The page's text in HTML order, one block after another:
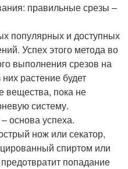
правильные срезы –
популярных и доступных
Успех этого метода во
выполнения срезов на
растение будет
вещества, пока не
систему.
основа успеха.
нож или секатор,
спиртом или
попадание